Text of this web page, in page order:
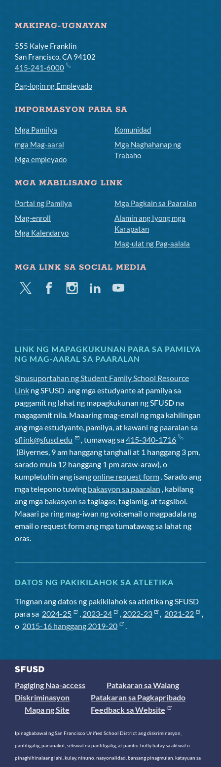
MAKIPAG-UGNAYAN
555 Kalye Franklin
San Francisco, CA 94102
415-241-6000
Pag-login ng Empleyado
IMPORMASYON PARA SA
Mga Pamilya
mga Mag-aaral
Mga empleyado
Komunidad
Mga Naghahanap ng
Trabaho
MGA MABILISANG LINK
Portal ng Pamilya
Mag-enroll
Mga Kalendaryo
Mga Pagkain sa Paaralan
Alamin ang Iyong mga
Karapatan
Mag-ulat ng Pag-aalala
MGA LINK SA SOCIAL MEDIA
Twitter FacebookInstagramLinkedinYoutube
LINK NG MAPAGKUKUNAN PARA SA PAMILYA
NG MAG-AARAL SA PAARALAN
Sinusuportahan ng Student Family School Resource
Link ng SFUSD ang mga estudyante at pamilya sa
paggamit ng lahat ng mapagkukunan ng SFUSD na
magagamit nila. Maaaring mag-email ng mga kahilingan
ang mga estudyante, pamilya, at kawani ng paaralan sa
sflink@sfusd.edu
, tumawag sa415-340-1716
(Biyernes, 9 am hanggang tanghali at 1 hanggang 3 pm,
sarado mula 12 hanggang 1 pm araw-araw), o
kumpletuhin ang isangonline request form. Sarado ang
mga telepono tuwing bakasyon sa paaralan , kabilang
ang mga bakasyon sa taglagas, taglamig, at tagsibol.
Maaari pa ring mag-iwan ng voicemail o magpadala ng
email o request form ang mga tumatawag sa lahat ng
oras.
DATOS NG PAKIKILAHOK SA ATLETIKA
Tingnan ang datos ng pakikilahok sa atletika ng SFUSD
para sa 2024-25 , 2023-24 , 2022-23 , 2021-22
,
o 2015-16 hanggang 2019-20 .
Pagiging Naa-access
Patakaran sa Walang
Diskriminasyon
Patakaran sa Pagkapribado
Mapa ng Site
Feedback sa Website
Ipinagbabawal ng San Francisco Unified School District ang diskriminasyon,
panliligalig, pananakot, sekswal na panliligalig, at pambu-bully batay sa aktwal o
pinaghihinalaang lahi, kulay, ninuno, nasyonalidad, bansang pinagmulan, katayuan sa